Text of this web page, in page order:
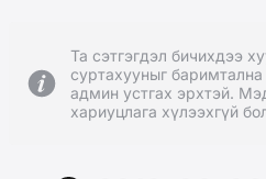
Та сэтгэгдэл бичихдээ
суртахууныг баримтална
админ устгах эрхтэй.
хариуцлага хүлээхгүй